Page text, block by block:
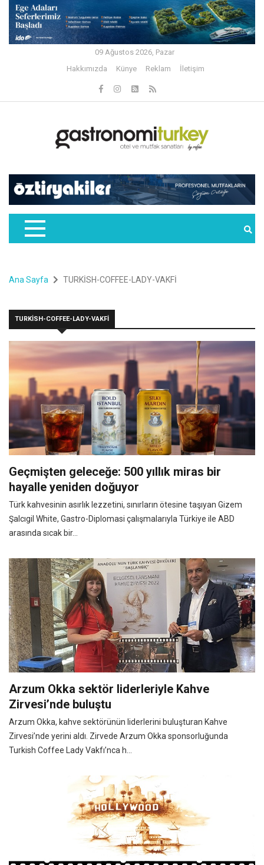
09 Ağustos 2026, Pazar
Hakkımızda
Künye Reklam İletişim
Ana Sayfa TURKİSH-COFFEE-LADY-VAKFİ
TURKİSH-COFFEE-LADY-VAKFİ
Geçmişten geleceğe: 500 yıllık miras bir
hayalle yeniden doğuyor
Türk kahvesinin asırlık lezzetini, sınırların ötesine taşıyan Gizem
Şalcıgil White, Gastro-Diplomasi çalışmalarıyla Türkiye ile ABD
arasında sıcak bir...
Arzum Okka sektör liderleriyle Kahve
Zirvesi’nde buluştu
Arzum Okka, kahve sektörünün liderlerini buluşturan Kahve
Zirvesi’nde yerini aldı. Zirvede Arzum Okka sponsorluğunda
Turkish Coffee Lady Vakfı’nca h...